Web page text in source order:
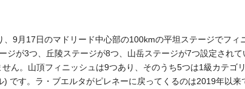
9月17日のマドリード中心部の100kmの平坦ステージでフィ
が3つ、丘陵ステージが8つ、山岳ステージが7つ設定されて
ん。山頂フィニッシュは9つあり、そのうち5つは1級カテゴ
です。ラ・ブエルタがピレネーに戻ってくるのは2019年以来